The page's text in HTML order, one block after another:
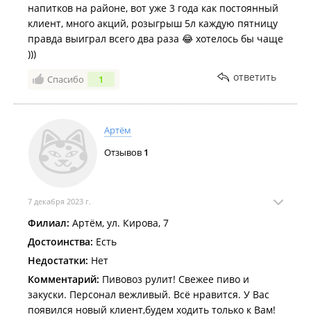
напитков на районе, вот уже 3 года как постоянный
клиент, много акций, розыгрыш 5л каждую пятницу
правда выиграл всего два раза 😂 хотелось бы чаще
)))
Спасибо 1 ответить
Артём
Отзывов 1
7 декабря 2023 г.
Филиал: Артём, ул. Кирова, 7
Достоинства: Есть
Недостатки: Нет
Комментарий: Пивовоз рулит! Свежее пиво и
закуски. Персонал вежливый. Всё нравится. У Вас
появился новый клиент,будем ходить только к Вам!